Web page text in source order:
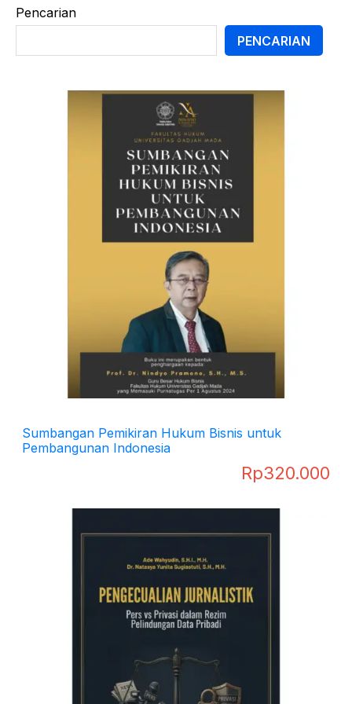
Pencarian
PENCARIAN
Sumbangan Pemikiran Hukum Bisnis untuk
Pembangunan Indonesia
Rp320.000